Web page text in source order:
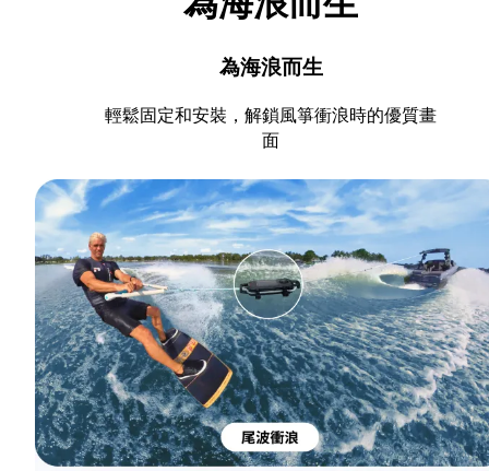
為海浪而生
輕鬆固定和安裝，解鎖風箏衝浪時的優質畫
面